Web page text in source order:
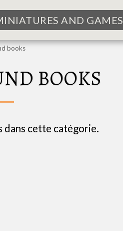
AND GAMES
books
BOOKS
dans cette catégorie.